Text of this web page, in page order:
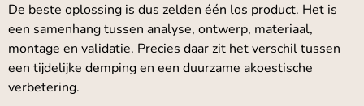
De beste oplossing is dus zelden één los product. Het is
een samenhang tussen analyse, ontwerp, materiaal,
montage en validatie. Precies daar zit het verschil tussen
een tijdelijke demping en een duurzame akoestische
verbetering.